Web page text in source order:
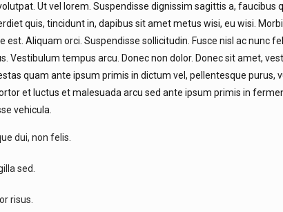
Ut vel lorem. Suspendisse dignissim sagittis a, faucibus
quis, tincidunt in, dapibus sit amet metus wisi, eu wisi.
est. Aliquam orci. Suspendisse sollicitudin. Fusce nisl ac nunc
Vestibulum tempus arcu. Donec non dolor. Donec sit amet,
quam ante ipsum primis in dictum vel, pellentesque purus,
et luctus et malesuada arcu sed ante ipsum primis in
vehicula.
dui, non felis.
sed.
risus.